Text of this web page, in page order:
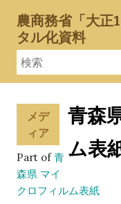
農商務省「大正
タル化資料
青森
ム表
メデ
ィア
Part of青
森県 マイ
クロフィルム表紙